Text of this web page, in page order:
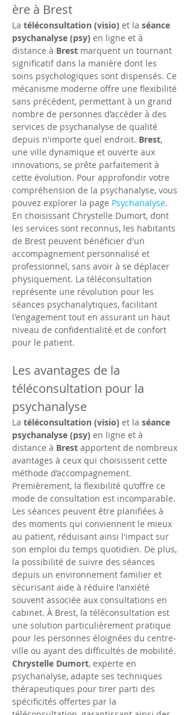
ère à Brest
La téléconsultation (visio) et la séance
psychanalyse (psy) en ligne et à
distance à Brest marquent un tournant
significatif dans la manière dont les
soins psychologiques sont dispensés. Ce
mécanisme moderne offre une flexibilité
sans précédent, permettant à un grand
nombre de personnes d’accéder à des
services de psychanalyse de qualité
depuis n'importe quel endroit. Brest,
une ville dynamique et ouverte aux
innovations, se prête parfaitement à
cette évolution. Pour approfondir votre
compréhension de la psychanalyse, vous
pouvez explorer la page Psychanalyse.
En choisissant Chrystelle Dumort, dont
les services sont reconnus, les habitants
de Brest peuvent bénéficier d'un
accompagnement personnalisé et
professionnel, sans avoir à se déplacer
physiquement. La téléconsultation
représente une révolution pour les
séances psychanalytiques, facilitant
l'engagement tout en assurant un haut
niveau de confidentialité et de confort
pour le patient.
Les avantages de la
téléconsultation pour la
psychanalyse
La téléconsultation (visio) et la séance
psychanalyse (psy) en ligne et à
distance à Brest apportent de nombreux
avantages à ceux qui choisissent cette
méthode d’accompagnement.
Premièrement, la flexibilité qu’offre ce
mode de consultation est incomparable.
Les séances peuvent être planifiées à
des moments qui conviennent le mieux
au patient, réduisant ainsi l'impact sur
son emploi du temps quotidien. De plus,
la possibilité de suivre des séances
depuis un environnement familier et
sécurisant aide à réduire l'anxiété
souvent associée aux consultations en
cabinet. À Brest, la téléconsultation est
une solution particulièrement pratique
pour les personnes éloignées du centre-
ville ou ayant des difficultés de mobilité.
Chrystelle Dumort, experte en
psychanalyse, adapte ses techniques
thérapeutiques pour tirer parti des
spécificités offertes par la